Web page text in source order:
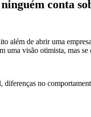
conta
além de abrir uma
uma visão otimista, mas
diferenças no